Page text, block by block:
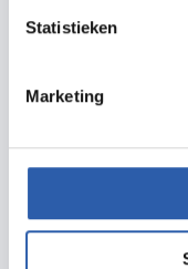
Statistieken
Marketing
Kromkamp,
Hoebee, Renata
Delen
Zet in agenda